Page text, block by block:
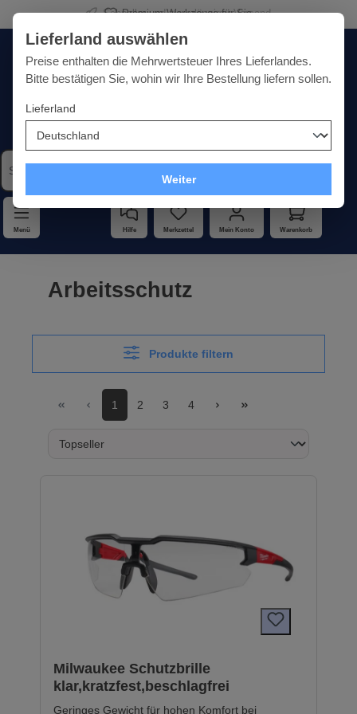
springen Premium-Werkzeuge für Sie
Lieferland: Deutschland
Qualität · Vielfalt · Kompetenz - alles unter einem Dach
Menü Hilfe Merkzettel Mein Konto Warenkorb
Arbeitsschutz
Produkte filtern
1 2 3 4
Milwaukee Schutzbrille
klar,kratzfest,beschlagfrei
Geringes Gewicht für hohen Komfort bei
Lieferland auswählen
Preise enthalten die Mehrwertsteuer Ihres Lieferlandes.
Bitte bestätigen Sie, wohin wir Ihre Bestellung liefern sollen.
Lieferland
Weiter